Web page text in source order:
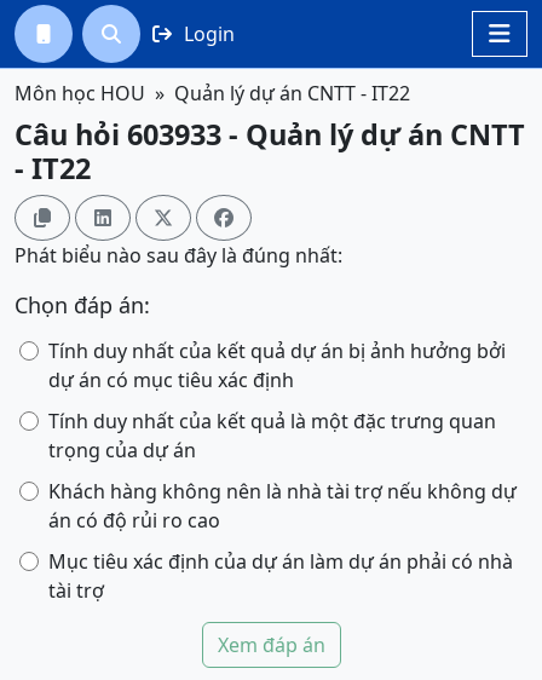

  Login
Môn học HOU Quản lý dự án CNTT - IT22
Câu hỏi 603933 - Quản lý dự án CNTT
- IT22
   
Phát biểu nào sau đây là đúng nhất:
Chọn đáp án:
Tính duy nhất của kết quả dự án bị ảnh hưởng bởi
dự án có mục tiêu xác định
Tính duy nhất của kết quả là một đặc trưng quan
trọng của dự án
Khách hàng không nên là nhà tài trợ nếu không dự
án có độ rủi ro cao
Mục tiêu xác định của dự án làm dự án phải có nhà
tài trợ
Xem đáp án